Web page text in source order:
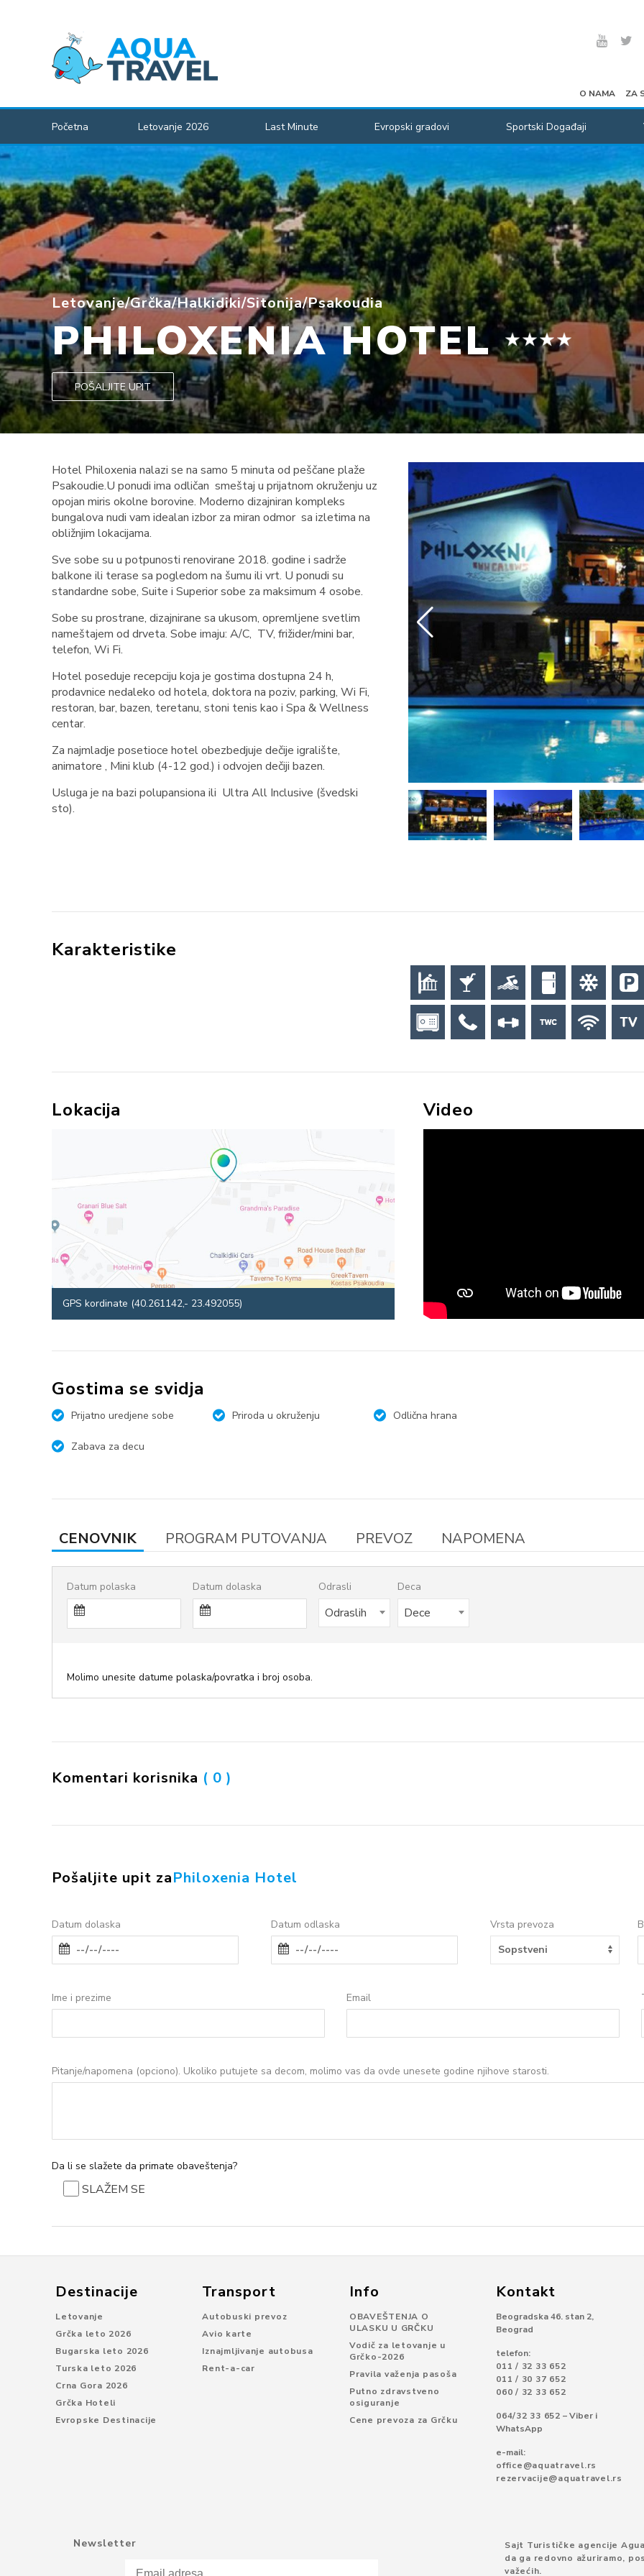
O NAMA ZA
Početna Letovanje 2026 Last Minute Evropski gradovi Sportski Događaji
Letovanje/Grčka/Halkidiki/Sitonija/Psakoudia
PHILOXENIA HOTEL
POŠALJITE UPIT
Hotel Philoxenia nalazi se na samo 5 minuta od peščane plaže
Psakoudie.U ponudi ima odličan smeštaj u prijatnom okruženju uz
opojan miris okolne borovine. Moderno dizajniran kompleks
bungalova nudi vam idealan izbor za miran odmor sa izletima na
obližnjim lokacijama.
Sve sobe su u potpunosti renovirane 2018. godine i sadrže
balkone ili terase sa pogledom na šumu ili vrt. U ponudi su
standardne sobe, Suite i Superior sobe za maksimum 4 osobe.
Sobe su prostrane, dizajnirane sa ukusom, opremljene svetlim
nameštajem od drveta. Sobe imaju: A/C, TV, frižider/mini bar,
telefon, Wi Fi.
Hotel poseduje recepciju koja je gostima dostupna 24 h,
prodavnice nedaleko od hotela, doktora na poziv, parking, Wi Fi,
restoran, bar, bazen, teretanu, stoni tenis kao i Spa & Wellness
centar.
Za najmladje posetioce hotel obezbedjuje dečije igralište,
animatore , Mini klub (4-12 god.) i odvojen dečiji bazen.
Usluga je na bazi polupansiona ili Ultra All Inclusive (švedski
sto).
Karakteristike
Lokacija
GPS kordinate (40.261142,- 23.492055)
Video
Gostima se svidja
Prijatno uredjene sobe Priroda u okruženju Odlična hrana
Zabava za decu
CENOVNIK PROGRAM PUTOVANJA PREVOZ NAPOMENA
Datum polaska Datum dolaska Odrasli
Odraslih
Deca
Dece
Molimo unesite datume polaska/povratka i broj osoba.
Komentari korisnika ( 0 )
Pošaljite upit zaPhiloxenia Hotel
Datum dolaska Datum odlaska Vrsta prevoza
Ime i prezime Email
Pitanje/napomena (opciono). Ukoliko putujete sa decom, molimo vas da ovde unesete godine njihove starosti.
Da li se slažete da primate obaveštenja?
SLAŽEM SE
Destinacije
Letovanje
Grčka leto 2026
Bugarska leto 2026
Turska leto 2026
Crna Gora 2026
Grčka Hoteli
Evropske Destinacije
Transport
Autobuski prevoz
Avio karte
Iznajmljivanje autobusa
Rent-a-car
Info
OBAVEŠTENJA O
ULASKU U GRČKU
Vodič za letovanje u
Grčko-2026
Pravila važenja pasoša
Putno zdravstveno
osiguranje
Cene prevoza za Grčku
Kontakt
Beogradska 46. stan 2,
Beograd
telefon:
011 / 32 33 652
011 / 30 37 652
060 / 32 33 652
064/32 33 652 – Viber i
WhatsApp
e-mail:
office@aquatravel.rs
rezervacije@aquatravel.rs
Newsletter
Sajt Turističke agencije
da ga redovno ažuriramo,
važećih.